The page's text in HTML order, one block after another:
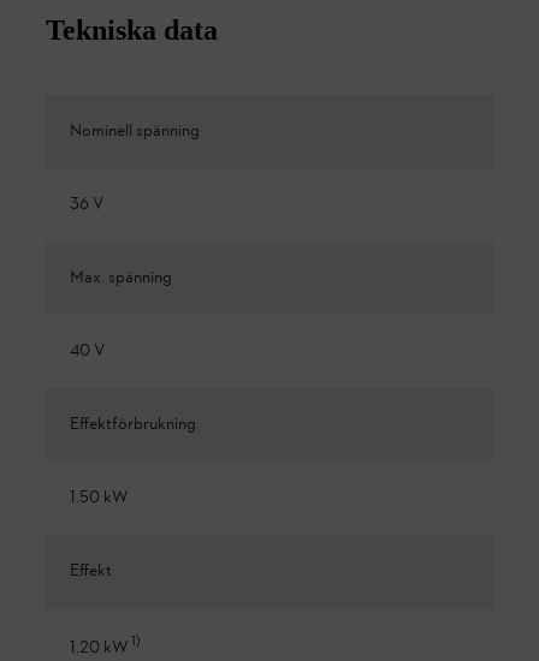
Tekniska data
Nominell spänning
36 V
Max. spänning
40 V
Effektförbrukning
1.50 kW
Effekt
1.20 kW1)